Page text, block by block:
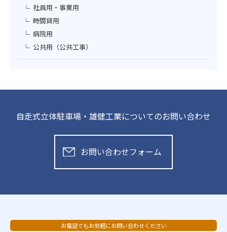
社員用・事業用
時間貸用
病院用
公共用（公共工事）
自走式立体駐車場・雄健工業についてのお問い合わせ
お問い合わせフォーム
お電話でもお気軽にお問い合わせください